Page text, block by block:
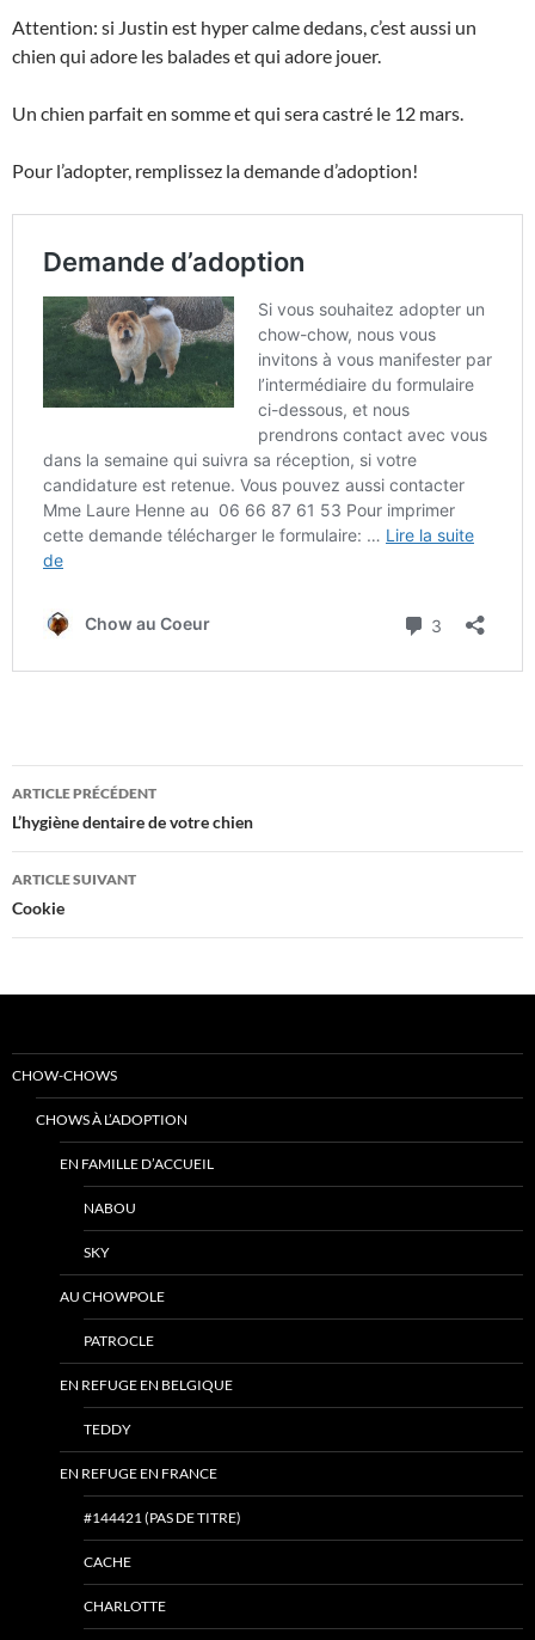
Attention: si Justin est hyper calme dedans, c’est aussi un
chien qui adore les balades et qui adore jouer.
Un chien parfait en somme et qui sera castré le 12 mars.
Pour l’adopter, remplissez la demande d’adoption!
Navigation
des
articles
ARTICLE PRÉCÉDENT
L’hygiène dentaire de votre chien
ARTICLE SUIVANT
Cookie
CHOW-CHOWS
CHOWS À L’ADOPTION
EN FAMILLE D’ACCUEIL
NABOU
SKY
AU CHOWPOLE
PATROCLE
EN REFUGE EN BELGIQUE
TEDDY
EN REFUGE EN FRANCE
#144421 (PAS DE TITRE)
CACHE
CHARLOTTE